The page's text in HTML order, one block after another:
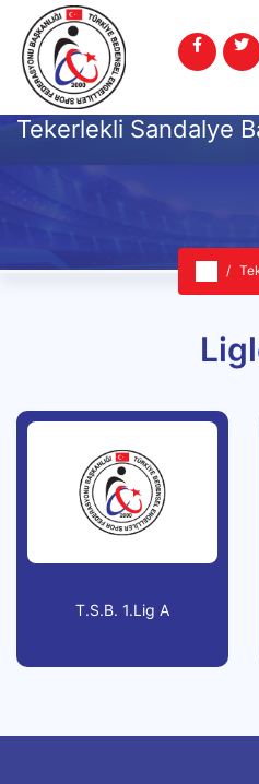
Tekerlekli Sandalye
T.S.B. 1.Lig A